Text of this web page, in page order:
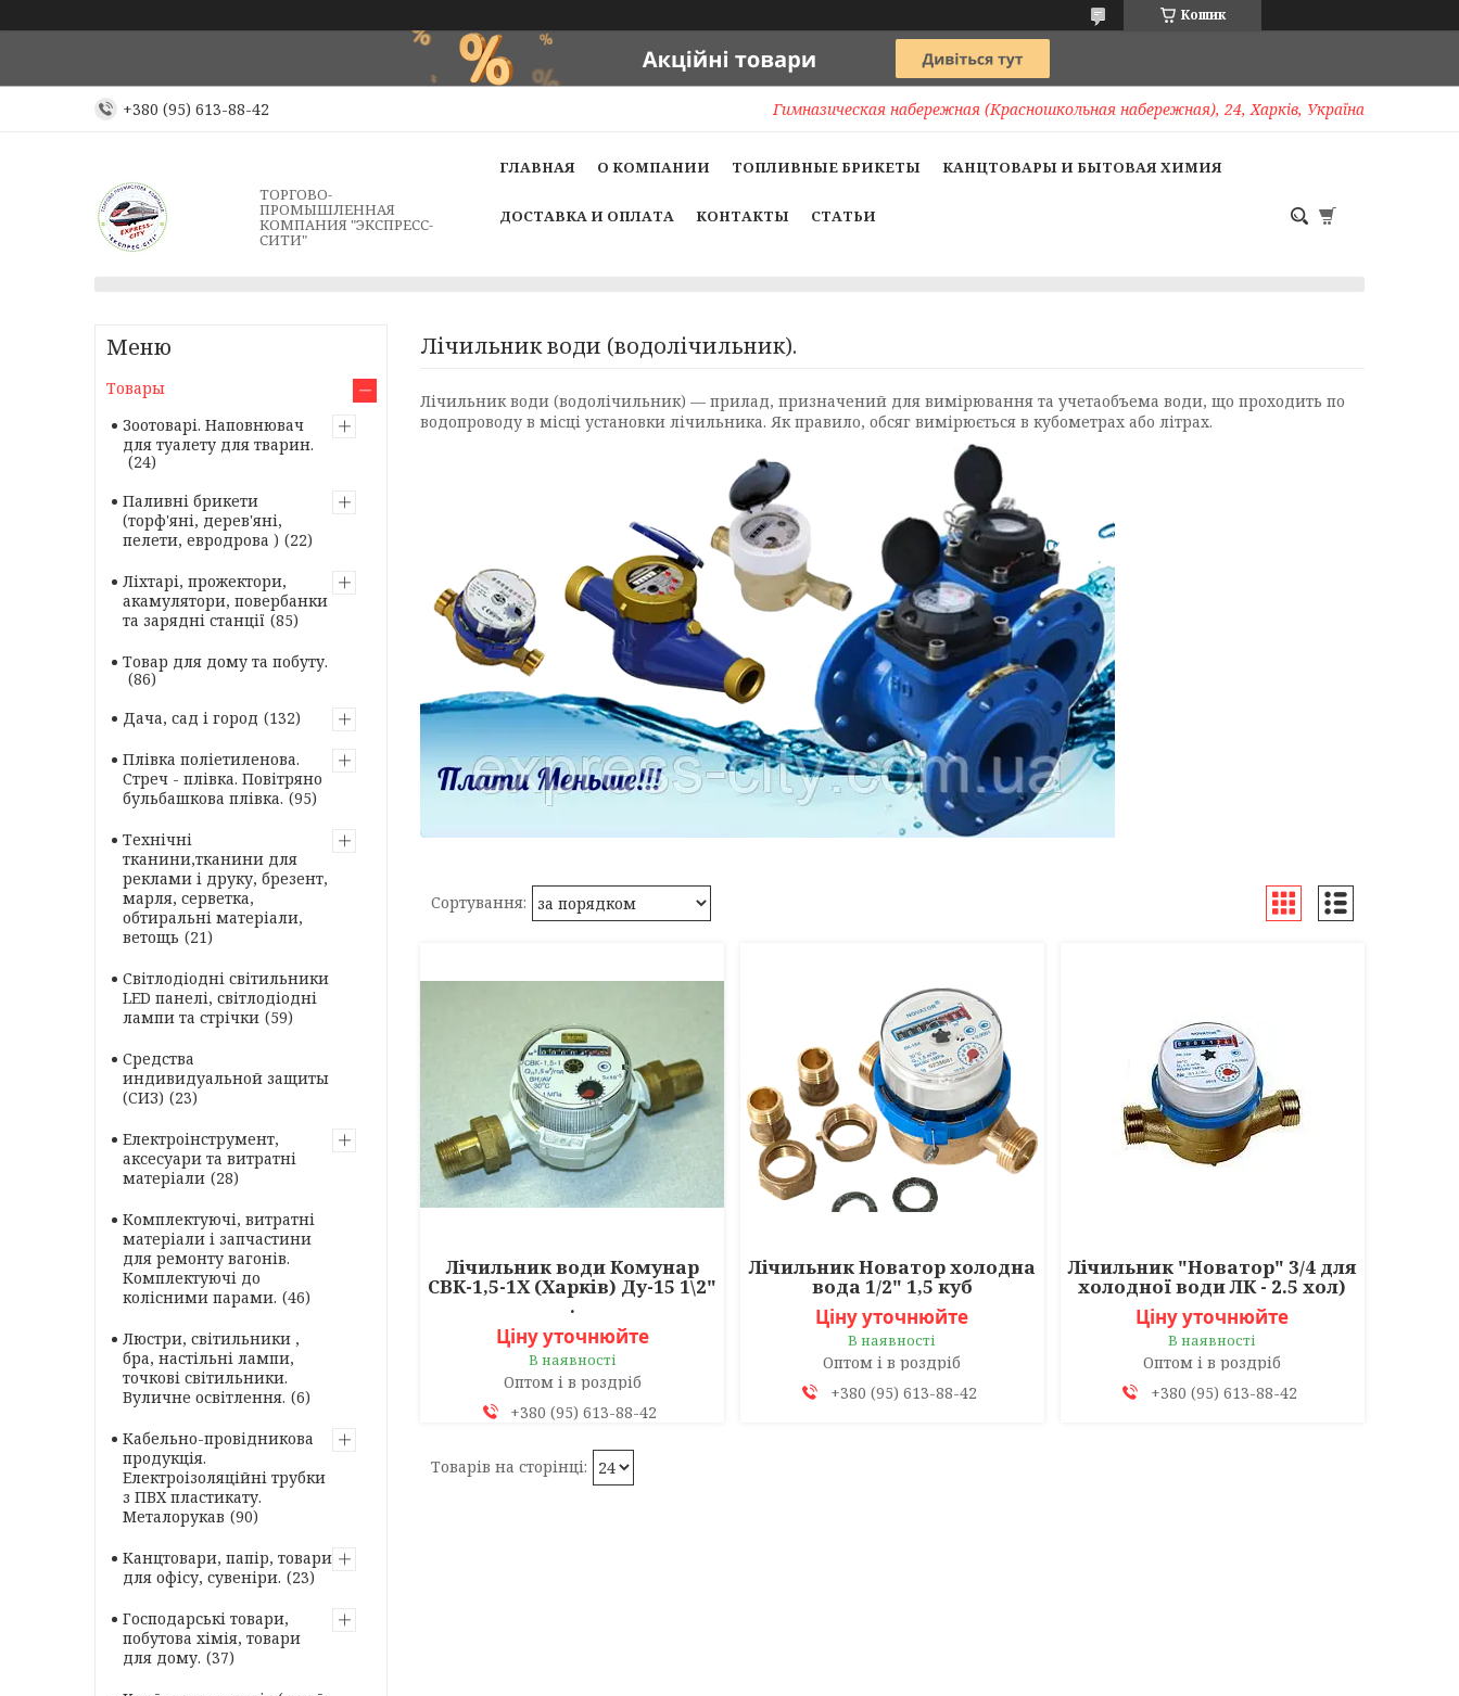
Кошик
+380 (95) 613-88-42 Гимназическая набережная (Красношкольная набережная), 24, Харків, Україна
ТОРГОВО-
ПРОМЫШЛЕННАЯ
КОМПАНИЯ "ЭКСПРЕСС-
СИТИ"
ГЛАВНАЯ О КОМПАНИИ ТОПЛИВНЫЕ БРИКЕТЫ КАНЦТОВАРЫ И БЫТОВАЯ ХИМИЯ
ДОСТАВКА И ОПЛАТА КОНТАКТЫ СТАТЬИ
Лічильник води (водолічильник).
Лічильник води (водолічильник) — прилад, призначений для вимірювання та учетаобъема води, що проходить по
водопроводу в місці установки лічильника. Як правило, обсяг вимірюється в кубометрах або літрах.
Лічильник води Комунар
СВК-1,5-1Х (Харків) Ду-15 1\2"
.
Ціну уточнюйте
В наявності
Оптом і в роздріб
+380 (95) 613-88-42
Лічильник Новатор холодна
вода 1/2" 1,5 куб
Ціну уточнюйте
В наявності
Оптом і в роздріб
+380 (95) 613-88-42
Лічильник "Новатор" 3/4 для
холодної води ЛК - 2.5 хол)
Ціну уточнюйте
В наявності
Оптом і в роздріб
+380 (95) 613-88-42
Товары
Зоотоварі. Наповнювач
для туалету для тварин.
24
Паливні брикети
(торф'яні, дерев'яні,
пелети, евродрова )
22
Ліхтарі, прожектори,
акамулятори, повербанки
та зарядні станції 85
Товар для дому та побуту.
86
Дача, сад і город
132
Плівка поліетиленова.
Стреч - плівка. Повітряно
бульбашкова плівка. 95
Технічні
тканини,тканини для
реклами і друку, брезент,
марля, серветка,
обтиральні матеріали,
ветощь
21
Світлодіодні світильники
LED панелі, світлодіодні
лампи та стрічки 59
Средства
индивидуальной защиты
(СИЗ)
23
Електроінструмент,
аксесуари та витратні
матеріали 28
Комплектуючі, витратні
матеріали і запчастини
для ремонту вагонів.
Комплектуючі до
колісними парами. 46
Люстри, світильники ,
бра, настільні лампи,
точкові світильники.
Вуличне освітлення. 6
Кабельно-провідникова
продукція.
Електроізоляційні трубки
з ПВХ пластикату.
Металорукав 90
Канцтовари, папір, товари
для офісу, сувеніри.
23
Господарські товари,
побутова хімія, товари
для дому. 37